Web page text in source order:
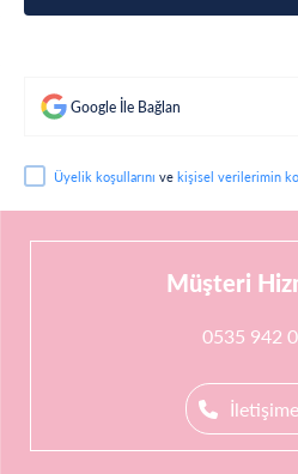
Google İle Bağlan
Üyelik koşullarını ve kişisel verilerimin
Müşteri
0535 942